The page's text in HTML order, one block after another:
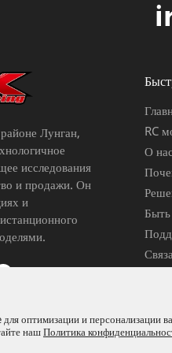
Лунган,
исследования
и продажи. Он
и
RC
О нас
оптимизации и персонализации
нашПолитика